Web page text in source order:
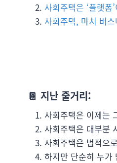
사회주택은 ‘플랫폼
사회주택, 마치 버
📔 지난 줄거리:
사회주택은 이제는
사회주택은 대부분
사회주택은 법적으
하지만 단순히 누가